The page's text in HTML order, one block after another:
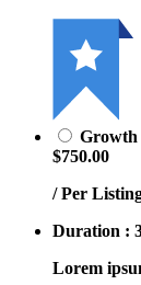
Growth
$750.00
/ Per
Duration :
Lorem